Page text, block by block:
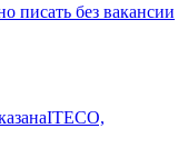
писать без вакансии
ITECO,